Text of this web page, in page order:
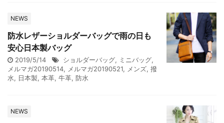
NEWS
防水レザーショルダーバッグで雨の日も
安心日本製バッグ
2019/5/14 ショルダーバッグ, ミニバッグ,
メルマガ20190514, メルマガ20190521, メンズ, 撥
水, 日本製, 本革, 牛革, 防水
NEWS